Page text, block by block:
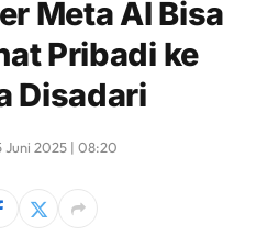
Meta AI Bisa
Pribadi ke
Disadari
Juni 2025 | 08:20